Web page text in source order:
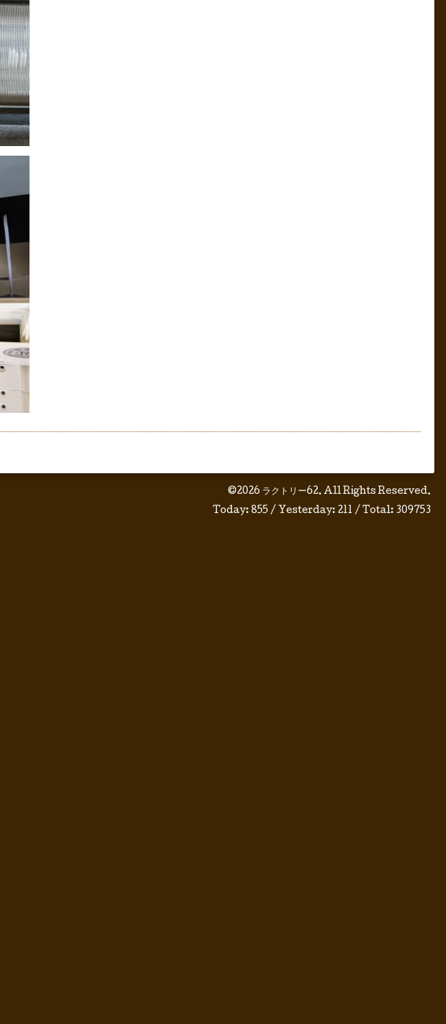
©2026 ラクトリー62. All Rights Reserved.
Today: 855 / Yesterday: 211 / Total: 309753